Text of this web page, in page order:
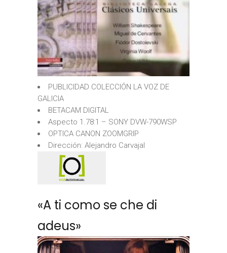
PUBLICIDAD COLECCIÓN LA VOZ DE
GALICIA
BETACAM DIGITAL
Aspecto 1.78:1 – SONY DVW-790WSP
OPTICA CANON ZOOMGRIP
Dirección: Alejandro Carvajal
«A ti como se che di
adeus»